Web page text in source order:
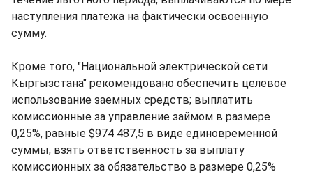
наступления платежа на фактически освоенную
сумму.
Кроме того, "Национальной электрической сети
Кыргызстана" рекомендовано обеспечить целевое
использование заемных средств; выплатить
комиссионные за управление займом в размере
0,25%, равные $974 487,5 в виде единовременной
суммы; взять ответственность за выплату
комиссионных за обязательство в размере 0,25%